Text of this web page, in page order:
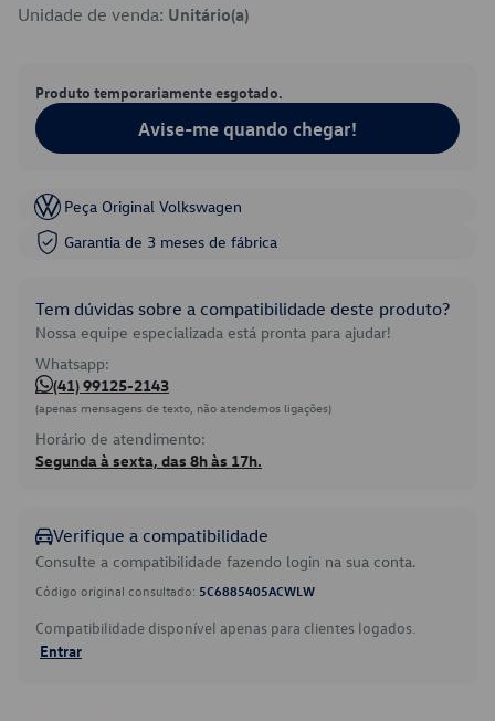
Unidade de venda: Unitário(a)
Produto temporariamente esgotado.
Avise-me quando chegar!
Peça Original Volkswagen
Garantia de 3 meses de fábrica
Tem dúvidas sobre a compatibilidade deste produto?
Nossa equipe especializada está pronta para ajudar!
Whatsapp:
(41) 99125-2143
(apenas mensagens de texto, não atendemos ligações)
Horário de atendimento:
Segunda à sexta, das 8h às 17h.
Verifique a compatibilidade
Consulte a compatibilidade fazendo login na sua conta.
Código original consultado: 5C6885405ACWLW
Compatibilidade disponível apenas para clientes logados.
Entrar